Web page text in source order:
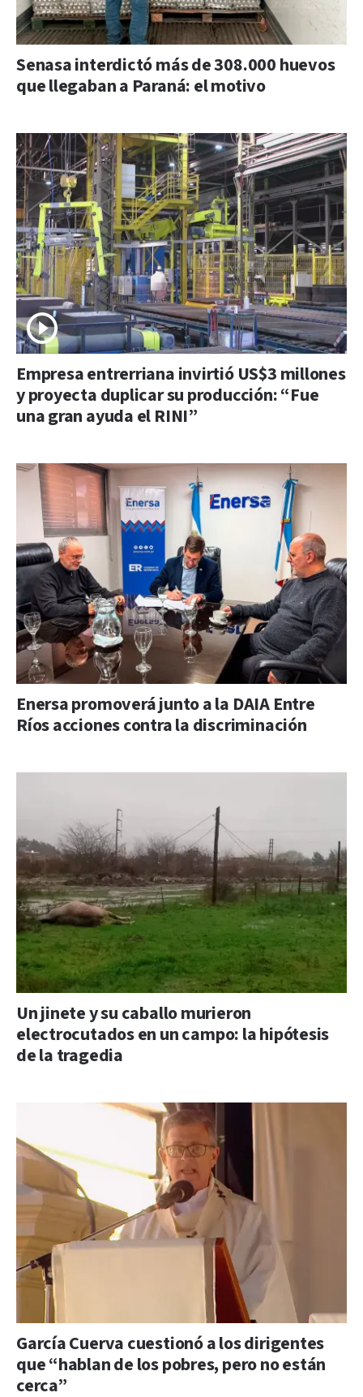
Senasa interdictó más de 308.000 huevos
que llegaban a Paraná: el motivo
Empresa entrerriana invirtió US$3 millones
y proyecta duplicar su producción: “Fue
una gran ayuda el RINI”
Enersa promoverá junto a la DAIA Entre
Ríos acciones contra la discriminación
Un jinete y su caballo murieron
electrocutados en un campo: la hipótesis
de la tragedia
García Cuerva cuestionó a los dirigentes
que “hablan de los pobres, pero no están
cerca”